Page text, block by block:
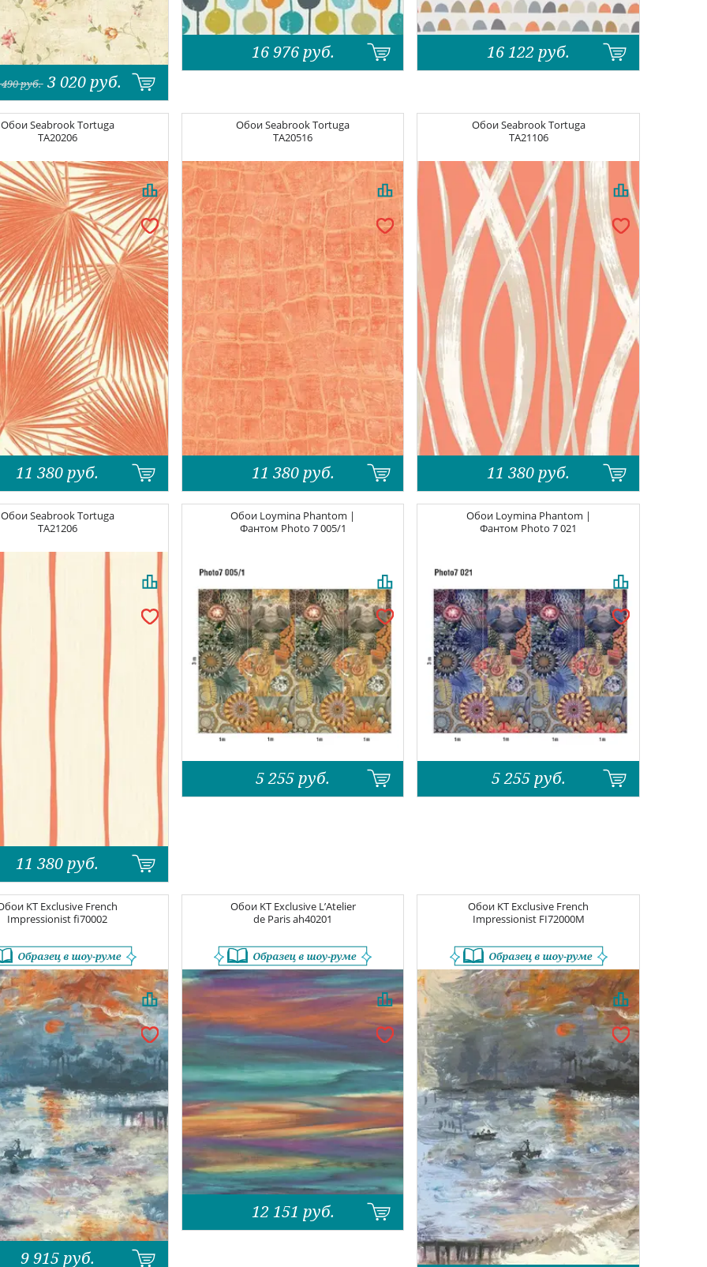
руб. 3 020 руб.
16 976 руб. 16 122 руб.
ОбоиSeabrook Tortuga
TA20206
11 380 руб.
ОбоиSeabrook Tortuga
TA20516
11 380 руб.
ОбоиSeabrook Tortuga
TA21106
11 380 руб.
ОбоиSeabrook Tortuga
TA21206
11 380руб.
Обои Loymina Phantom |
Фантом Photo 7 005/1
5 255руб.
Обои Loymina Phantom |
Фантом Photo 7 021
5 255руб.
KT Exclusive French
Impressionistfi70002
9 915 руб.
Обои KT Exclusive L’Atelier
de Parisah40201
12 151 руб.
Обои KT Exclusive French
Impressionist FI72000M